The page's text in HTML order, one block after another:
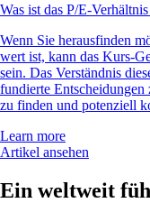
Was ist das P/E-
Wenn Sie herausfinden
wert ist, kann das Kurs-
sein. Das Verständnis
fundierte Entscheidungen
zu finden und potenziell
Learn more
Artikel ansehen
Ein weltweit